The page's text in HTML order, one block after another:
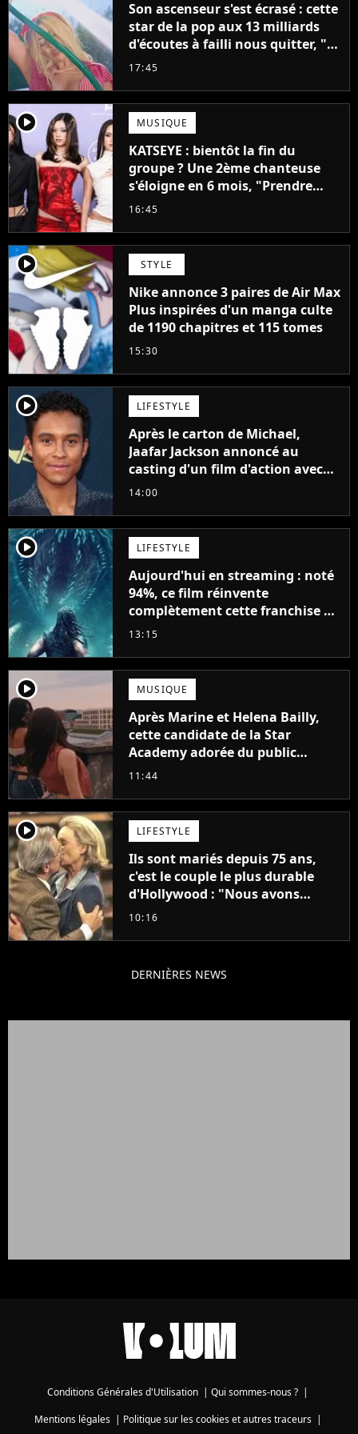
Son ascenseur s'est écrasé : cette
star de la pop aux 13 milliards
d'écoutes à failli nous quitter, "Je
pensais ne plus jamais chanter"
17:45
player2 MUSIQUE
KATSEYE : bientôt la fin du
groupe ? Une 2ème chanteuse
s'éloigne en 6 mois, "Prendre
cette décision n’a pas été facile"
16:45
player2 STYLE
Nike annonce 3 paires de Air Max
Plus inspirées d'un manga culte
de 1190 chapitres et 115 tomes
15:30
player2 LIFESTYLE
Après le carton de Michael,
Jaafar Jackson annoncé au
casting d'un film d'action avec
Will Smith
14:00
player2 LIFESTYLE
Aujourd'hui en streaming : noté
94%, ce film réinvente
complètement cette franchise de
science-fiction vieille de 40 ans
13:15
player2 MUSIQUE
Après Marine et Helena Bailly,
cette candidate de la Star
Academy adorée du public
annonce son premier album,
11:44
player2 LIFESTYLE
Ils sont mariés depuis 75 ans,
c'est le couple le plus durable
d'Hollywood : "Nous avons
avancé jour après jour, et les
décennies"
10:16
DERNIÈRES NEWS
Conditions Générales d'Utilisation | Qui sommes-nous ? |
Mentions légales| Politique sur les cookies et autres traceurs|